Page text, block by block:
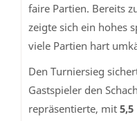
faire Partien. Bereits
zeigte sich ein hohes
viele Partien hart
Den Turniersieg
Gastspieler den
repräsentierte, mit